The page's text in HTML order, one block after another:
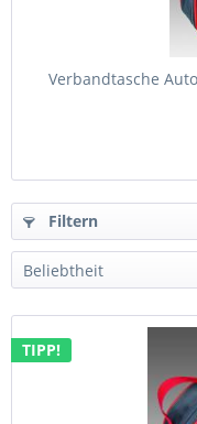
Verbandtasche
Filtern
TIPP!